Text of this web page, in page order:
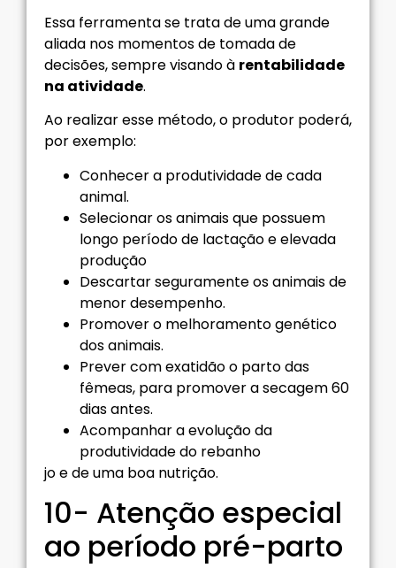
Essa ferramenta se trata de uma grande
aliada nos momentos de tomada de
decisões, sempre visando à rentabilidade
na atividade.
Ao realizar esse método, o produtor poderá,
por exemplo:
Conhecer a produtividade de cada
animal.
Selecionar os animais que possuem
longo período de lactação e elevada
produção
Descartar seguramente os animais de
menor desempenho.
Promover o melhoramento genético
dos animais.
Prever com exatidão o parto das
fêmeas, para promover a secagem 60
dias antes.
Acompanhar a evolução da
produtividade do rebanho
jo e de uma boa nutrição.
10- Atenção especial
ao período pré-parto